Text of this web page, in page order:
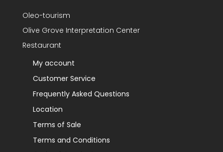
Oleo-tourism
Olive Grove Interpretation Center
Restaurant
My account
Customer Service
Frequently Asked Questions
Location
Terms of Sale
Terms and Conditions